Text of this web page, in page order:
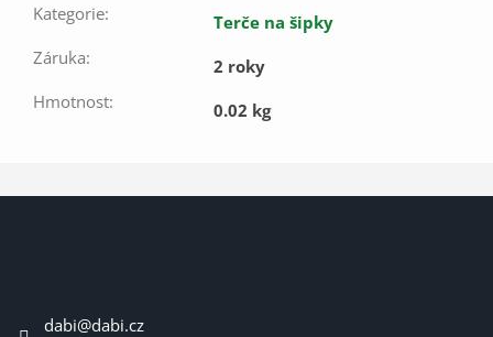
Kategorie:
Terče na šipky
Záruka:
2 roky
Hmotnost: 0.02 kg
dabi@dabi.cz